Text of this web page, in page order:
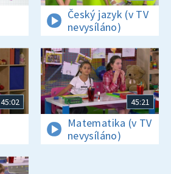
Český jazyk (v TV
nevysíláno)
45:02 45:21
Matematika (v TV
nevysíláno)